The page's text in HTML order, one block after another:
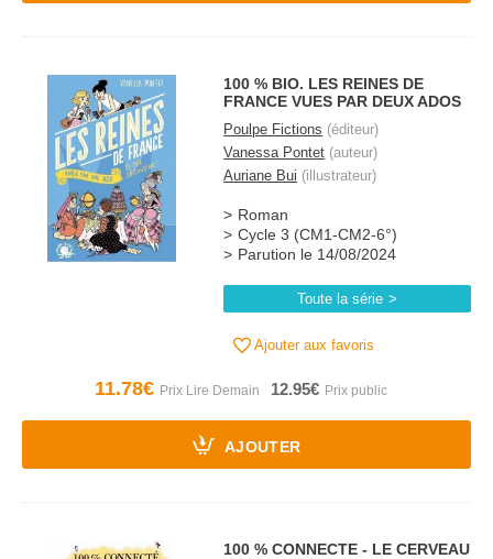
100 % BIO. LES REINES DE
FRANCE VUES PAR DEUX ADOS
Poulpe Fictions (éditeur)
Vanessa Pontet (auteur)
Auriane Bui (illustrateur)
Roman
Cycle 3 (CM1-CM2-6°)
Parution le 14/08/2024
Toute la série
Ajouter aux favoris
11.78€ 12.95€
AJOUTER
100 % CONNECTE - LE CERVEAU